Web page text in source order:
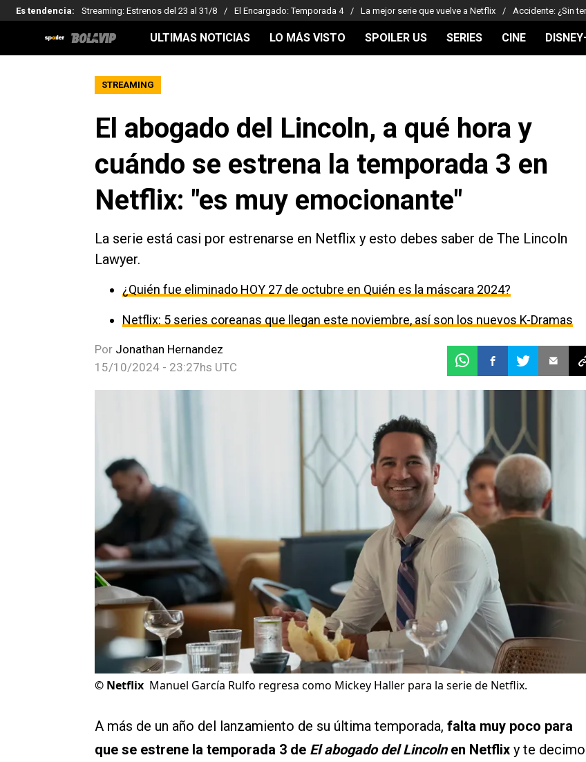
Es tendencia: Streaming: Estrenos del 23 al 31/8 El Encargado: Temporada 4 La mejor serie que vuelve a Netflix Accidente: ¿Sin
ULTIMAS NOTICIAS LO MÁS VISTO SPOILER US SERIES CINE
STREAMING
El abogado del Lincoln, a qué hora y
cuándo se estrena la temporada 3 en
Netflix: "es muy emocionante"
La serie está casi por estrenarse en Netflix y esto debes saber de The Lincoln
Lawyer.
¿Quién fue eliminado HOY 27 de octubre en Quién es la máscara 2024?
Netflix: 5 series coreanas que llegan este noviembre, así son los nuevos K-Dramas
Por Jonathan Hernandez
15/10/2024 - 23:27hs UTC
© Netflix Manuel García Rulfo regresa como Mickey Haller para la serie de Netflix.
A más de un año del lanzamiento de su última temporada, falta muy poco para
que se estrene la temporada 3 de El abogado del Lincoln en Netflix y te